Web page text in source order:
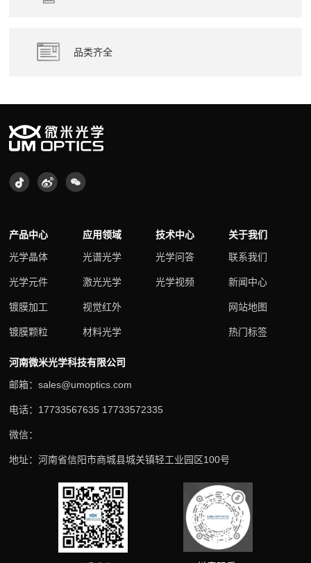
品类齐全
产品中心
光学晶体
光学元件
镀膜加工
镀膜颗粒
应用领域
光谱光学
激光光学
视觉红外
材料光学
技术中心
光学问答
光学视频
关于我们
联系我们
新闻中心
网站地图
热门标签
河南微米光学科技有限公司
邮箱：sales@umoptics.com
电话：17733567635 17733572335
微信：
地址：河南省信阳市商城县城关镇轻工业园区100号